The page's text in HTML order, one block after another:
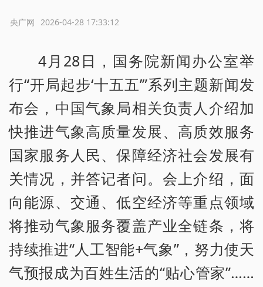
2026-04-28 17:33:12
央广网
4月28日，国务院新闻办公室举
行“开局起步‘十五五’”系列主题新闻发
布会，中国气象局相关负责人介绍加
快推进气象高质量发展、高质效服务
国家服务人民、保障经济社会发展有
关情况，并答记者问。会上介绍，面
向能源、交通、低空经济等重点领域
将推动气象服务覆盖产业全链条，将
持续推进“人工智能+气象”，努力使天
气预报成为百姓生活的“贴心管家”……